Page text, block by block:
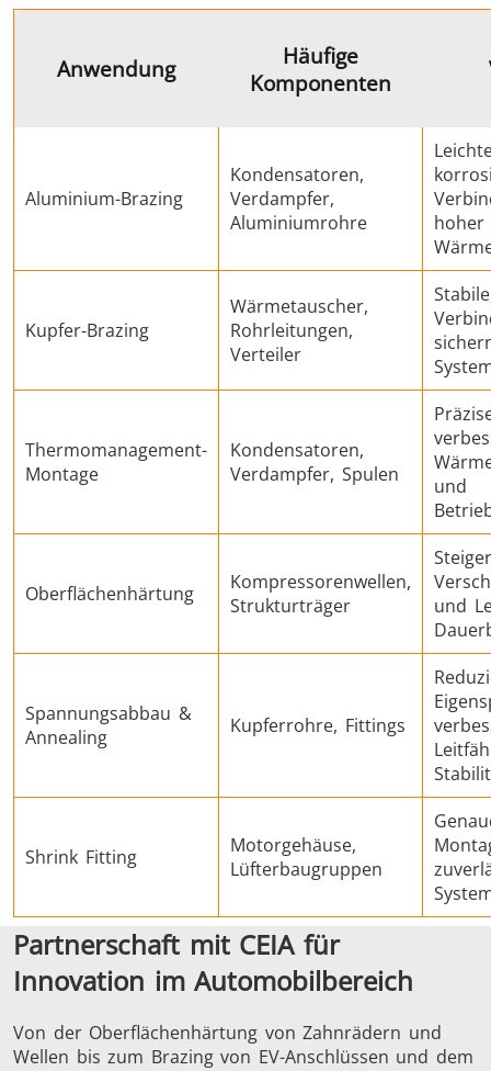
Medizin und
Metallwerkzeuge
& KI
Anwendung
Häufige
Komponenten
Aluminium-Brazing
Kondensatoren,
Verdampfer,
Aluminiumrohre
hoher
Kupfer-Brazing
Wärmetauscher,
Rohrleitungen,
Verteiler
Thermomanagement-
Montage
Kondensatoren,
Verdampfer, Spulen
und
Oberflächenhärtung
Kompressorenwellen,
Strukturträger
und
Spannungsabbau &
Annealing
Kupferrohre, Fittings
Shrink Fitting
Motorgehäuse,
Lüfterbaugruppen
Partnerschaft mit CEIA für
Innovation im Automobilbereich
Von der Oberflächenhärtung von Zahnrädern und
Wellen bis zum Brazing von EV-Anschlüssen und dem